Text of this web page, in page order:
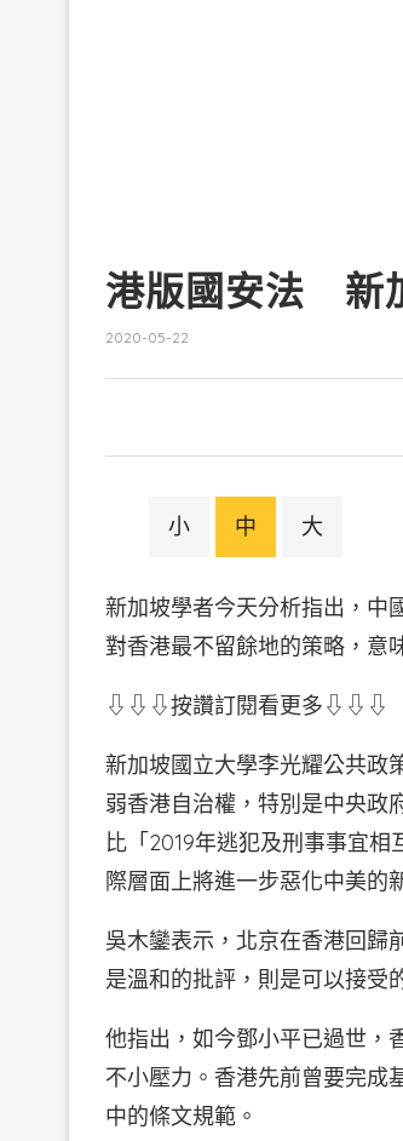
港版國安法 新
2020-05-22
小 中 大
新加坡學者今天分析指出，中
對香港最不留餘地的策略，意
⇩⇩⇩按讚訂閱看更多⇩⇩⇩
新加坡國立大學李光耀公共政
弱香港自治權，特別是中央政
比「2019年逃犯及刑事事宜
際層面上將進一步惡化中美的
吳木鑾表示，北京在香港回歸
是溫和的批評，則是可以接受
他指出，如今鄧小平已過世，
不小壓力。香港先前曾要完成
中的條文規範。